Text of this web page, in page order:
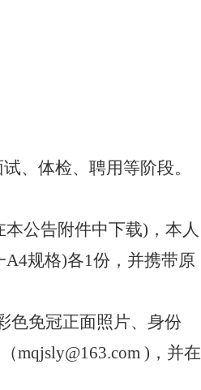
、体检、聘用等阶段。
公告附件中下载)，本人
规格)各1份，并携带原
色免冠正面照片、身份
mqjsly@163.com )，并在